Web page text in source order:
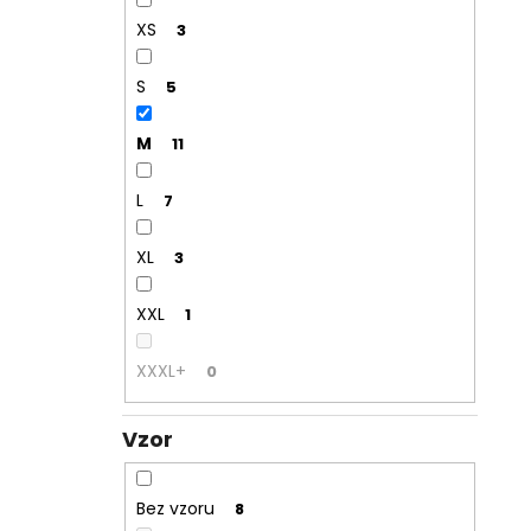
XS 3
S 5
M 11
L 7
XL 3
XXL 1
XXXL+ 0
Vzor
Bez vzoru 8